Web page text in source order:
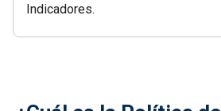
Indicadores.